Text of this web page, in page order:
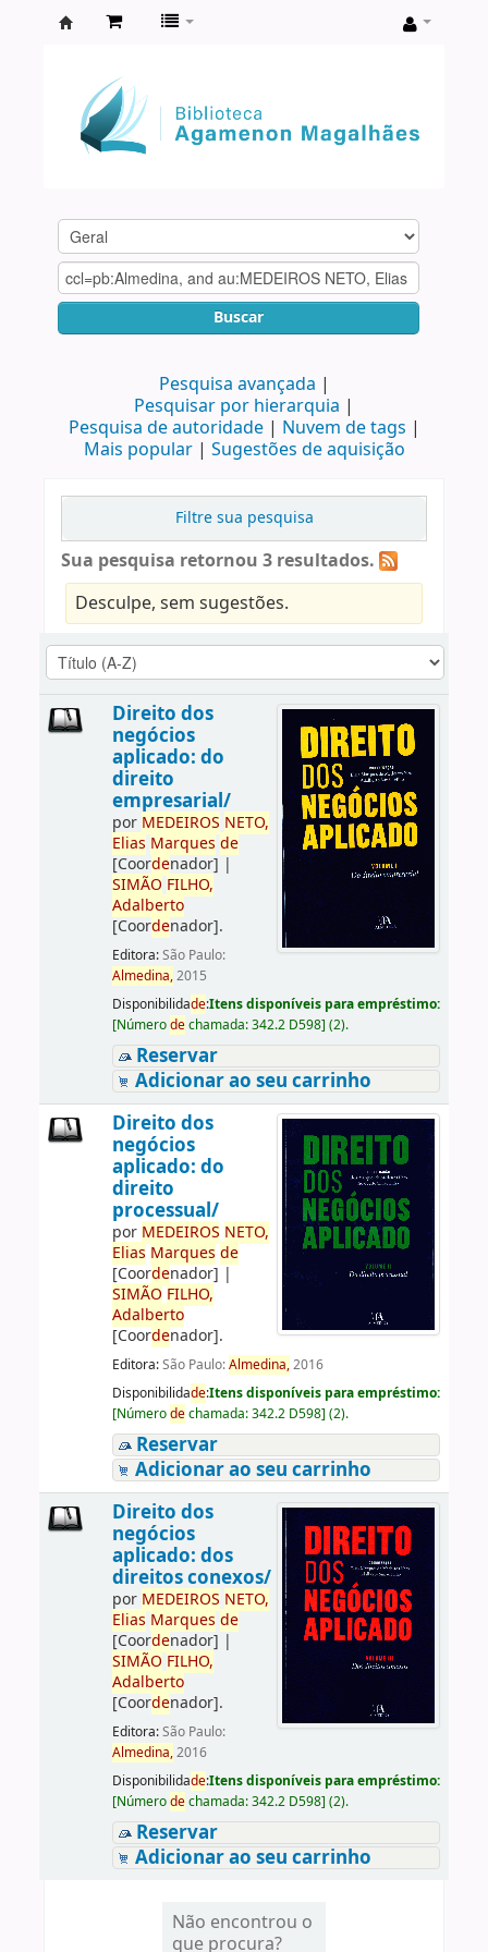
Agamenon
Magalhães
Buscar
Pesquisa avançada
Pesquisar por hierarquia
Pesquisa de autoridade
Nuvem de tags
Mais popular
Sugestões de aquisição
Filtre sua pesquisa
Sua pesquisa retornou 3 resultados.
Desculpe, sem sugestões.
Direito dos
negócios
aplicado: do
direito
empresarial/
por MEDEIROS NETO,
Elias Marques de
[Coordenador] |
SIMÃO FILHO,
Adalberto
[Coordenador].
Editora:São Paulo:
Almedina,2015
Disponibilidade:Itens disponíveis para empréstimo:
[Númerodechamada:342.2 D598] (2).
Reservar
Adicionar ao seu carrinho
Direito dos
negócios
aplicado: do
direito
processual/
por MEDEIROS NETO,
Elias Marques de
[Coordenador] |
SIMÃO FILHO,
Adalberto
[Coordenador].
Editora:São Paulo:Almedina,2016
Disponibilidade:Itens disponíveis para empréstimo:
[Númerodechamada:342.2 D598] (2).
Reservar
Adicionar ao seu carrinho
Direito dos
negócios
aplicado: dos
direitos conexos/
por MEDEIROS NETO,
Elias Marques de
[Coordenador] |
SIMÃO FILHO,
Adalberto
[Coordenador].
Editora:São Paulo:
Almedina,2016
Disponibilidade:Itens disponíveis para empréstimo:
[Númerodechamada:342.2 D598] (2).
Reservar
Adicionar ao seu carrinho
Não encontrou o
que procura?